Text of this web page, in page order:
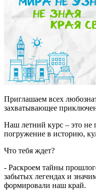
Приглашаем всех
захватывающее
Наш летний курс – это не
погружение в историю,
Что тебя ждет?
- Раскроем тайны
забытых легендах и
формировали наш край.